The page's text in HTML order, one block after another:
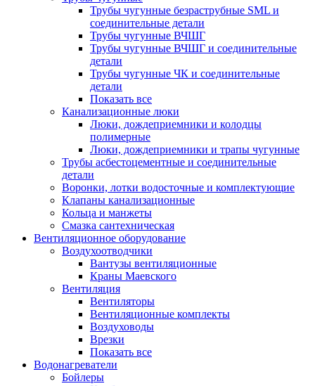
Трубы чугунные безраструбные SML и
соединительные детали
Трубы чугунные ВЧШГ
Трубы чугунные ВЧШГ и соединительные
детали
Трубы чугунные ЧК и соединительные
детали
Показать все
Канализационные люки
Люки, дождеприемники и колодцы
полимерные
Люки, дождеприемники и трапы чугунные
Трубы асбестоцементные и соединительные
детали
Воронки, лотки водосточные и комплектующие
Клапаны канализационные
Кольца и манжеты
Смазка сантехническая
Вентиляционное оборудование
Воздухоотводчики
Вантузы вентиляционные
Краны Маевского
Вентиляция
Вентиляторы
Вентиляционные комплекты
Воздуховоды
Врезки
Показать все
Водонагреватели
Бойлеры